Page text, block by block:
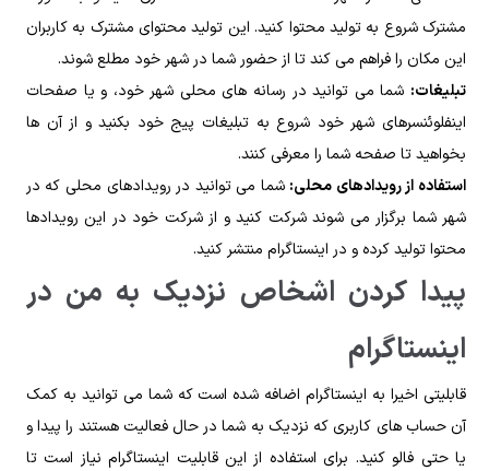
مشترک شروع به تولید محتوا کنید. این تولید محتوای مشترک به کاربران
این مکان را فراهم می کند تا از حضور شما در شهر خود مطلع شوند.
تبلیغات: شما می توانید در رسانه های محلی شهر خود، و یا صفحات
اینفلوئنسرهای شهر خود شروع به تبلیغات پیج خود بکنید و از آن ها
بخواهید تا صفحه شما را معرفی کنند.
استفاده از رویدادهای محلی: شما می توانید در رویدادهای محلی که در
شهر شما برگزار می شوند شرکت کنید و از شرکت خود در این رویدادها
محتوا تولید کرده و در اینستاگرام منتشر کنید.
پیدا کردن اشخاص نزدیک به من در
اینستاگرام
قابلیتی اخیرا به اینستاگرام اضافه شده است که شما می توانید به کمک
آن حساب های کاربری که نزدیک به شما در حال فعالیت هستند را پیدا و
یا حتی فالو کنید. برای استفاده از این قابلیت اینستاگرام نیاز است تا